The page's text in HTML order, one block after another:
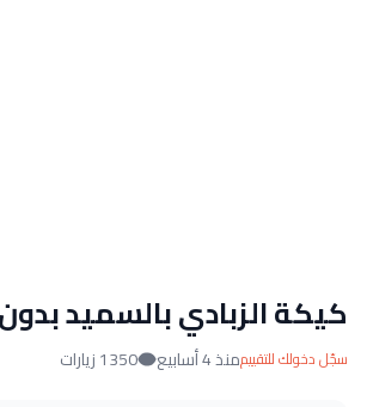
كيكة الزبادي بالسميد
سجّل دخولك للتقييممنذ 4 أسابيع 1350 زيارات